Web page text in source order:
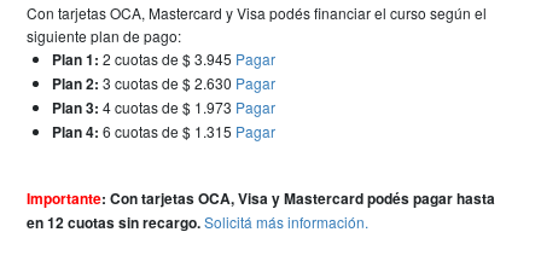
Con tarjetas OCA, Mastercard y Visa podés financiar el curso según el
siguiente plan de pago:
Plan 1: 2 cuotas de $ 3.945 Pagar
Plan 2: 3 cuotas de $ 2.630 Pagar
Plan 3: 4 cuotas de $ 1.973 Pagar
Plan 4: 6 cuotas de $ 1.315 Pagar
Importante: Con tarjetas OCA, Visa y Mastercard podés pagar hasta
en 12 cuotas sin recargo.Solicitá más información.